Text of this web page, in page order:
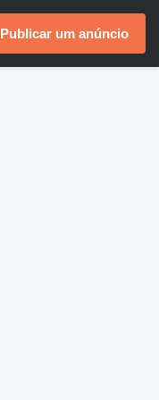
Publicar um anúncio